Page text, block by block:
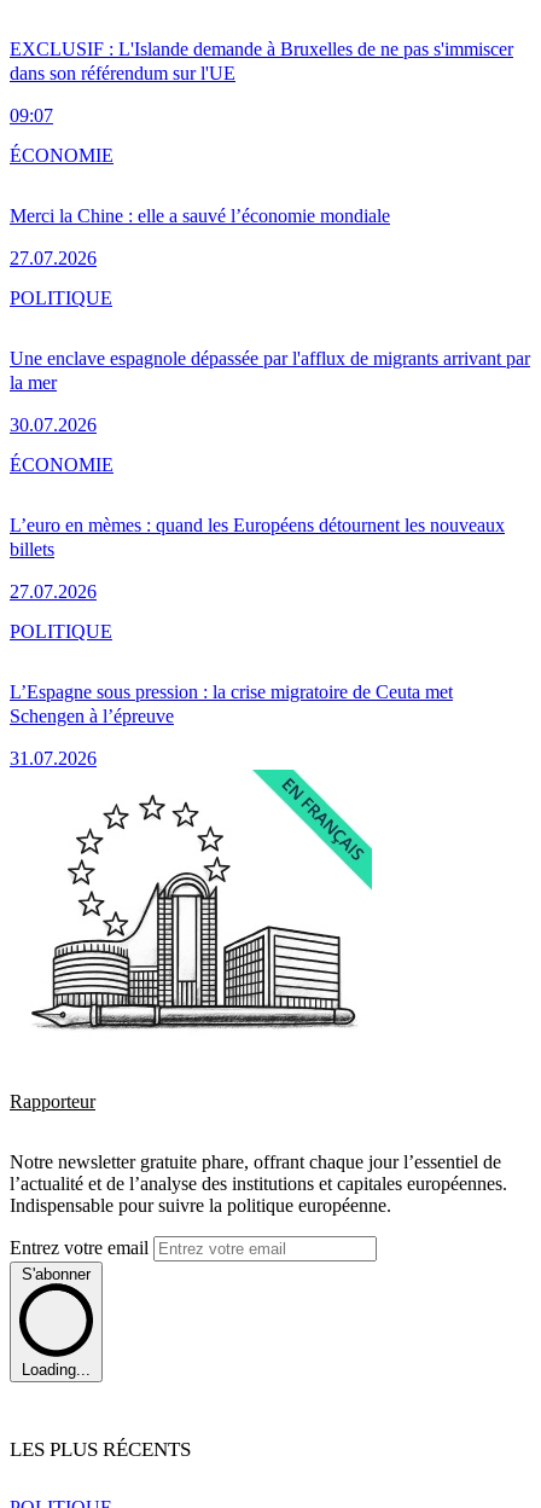
EXCLUSIF : L'Islande demande à Bruxelles de ne pas s'immiscer
dans son référendum sur l'UE
09:07
Merci la Chine : elle a sauvé l’économie mondiale
27.07.2026
ÉCONOMIE
Une enclave espagnole dépassée par l'afflux de migrants arrivant par
la mer
30.07.2026
POLITIQUE
L’euro en mèmes : quand les Européens détournent les nouveaux
billets
27.07.2026
ÉCONOMIE
L’Espagne sous pression : la crise migratoire de Ceuta met
Schengen à l’épreuve
31.07.2026
POLITIQUE
Rapporteur
Notre newsletter gratuite phare, offrant chaque jour l’essentiel de
l’actualité et de l’analyse des institutions et capitales européennes.
Indispensable pour suivre la politique européenne.
Entrez votre email
S'abonner
Loading...
LES PLUS RÉCENTS